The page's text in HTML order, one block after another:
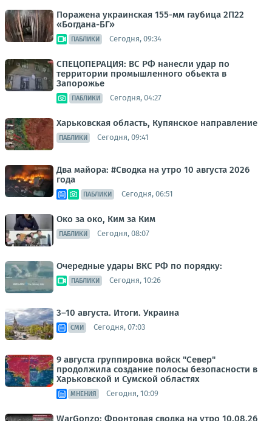
Поражена украинская 155-мм гаубица 2П22
«Богдана-БГ»
ПАБЛИКИ Сегодня, 09:34
СПЕЦОПЕРАЦИЯ: ВС РФ нанесли удар по
территории промышленного обьекта в
Запорожье
ПАБЛИКИ Сегодня, 04:27
Харьковская область, Купянское направление
ПАБЛИКИ Сегодня, 09:41
Два майора: #Сводка на утро 10 августа 2026
года
ПАБЛИКИ Сегодня, 06:51
Око за око, Ким за Ким
ПАБЛИКИ Сегодня, 08:07
Очередные удары ВКС РФ по порядку:
ПАБЛИКИ Сегодня, 10:26
3–10 августа. Итоги. Украина
СМИ Сегодня, 07:03
9 августа группировка войск "Север"
продолжила создание полосы безопасности в
Харьковской и Сумской областях
МНЕНИЯ Сегодня, 10:09
WarGonzo: Фронтовая сводка на утро 10.08.26